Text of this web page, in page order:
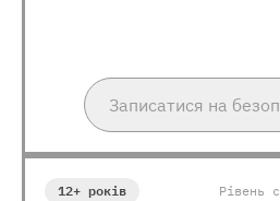
Записатися на
12+ років Рівень